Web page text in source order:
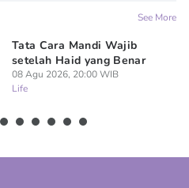
See More
Tata Cara Mandi Wajib
setelah Haid yang Benar
08 Agu 2026, 20:00 WIB
Life